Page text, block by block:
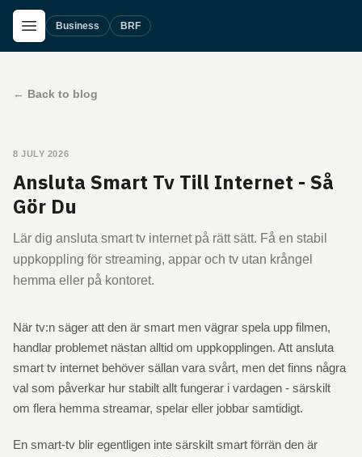
Skip to main content
Open Menu
Business BRF
← Back to blog
8 JULY 2026
Ansluta Smart Tv Till Internet - Så
Gör Du
Lär dig ansluta smart tv internet på rätt sätt. Få en stabil
uppkoppling för streaming, appar och tv utan krångel
hemma eller på kontoret.
När tv:n säger att den är smart men vägrar spela upp filmen,
handlar problemet nästan alltid om uppkopplingen. Att ansluta
smart tv internet behöver sällan vara svårt, men det finns några
val som påverkar hur stabilt allt fungerar i vardagen - särskilt
om flera hemma streamar, spelar eller jobbar samtidigt.
En smart-tv blir egentligen inte särskilt smart förrän den är